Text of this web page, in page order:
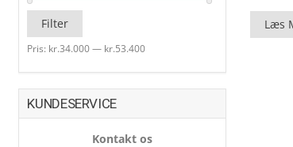
Læs
Filter
Pris: kr.34.000— kr.53.400
KUNDESERVICE
Kontakt os